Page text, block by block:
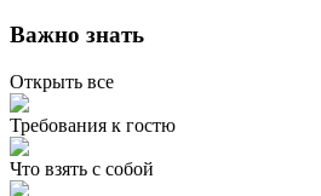
Важно знать
Открыть все
Требования к гостю
Что взять с собой